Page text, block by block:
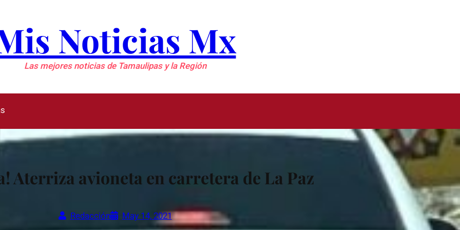
Noticias Mx
Las mejores noticias de Tamaulipas y la Región
Aterriza avioneta en carretera de La Paz
Redacción May 14, 2021